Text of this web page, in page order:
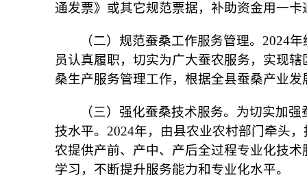
通发票》或其它规范票据，补助资金用一
（二）规范蚕桑工作服务管理。2024
员认真履职，切实为广大蚕农服务，实现
桑生产服务管理工作，根据全县蚕桑产业
（三）强化蚕桑技术服务。为切实加
技水平。2024年，由县农业农村部门牵头
农提供产前、产中、产后全过程专业化技
学习，不断提升服务能力和专业化水平。